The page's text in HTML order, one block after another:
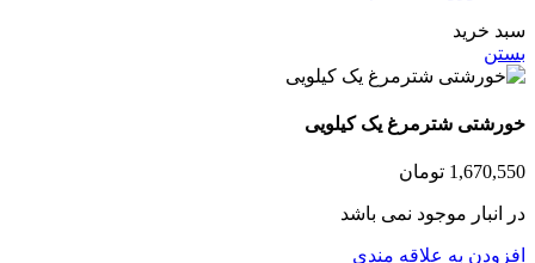
سبد خرید
بستن
خورشتی شترمرغ یک کیلویی
1,670,550 تومان
در انبار موجود نمی باشد
افزودن به علاقه مندی